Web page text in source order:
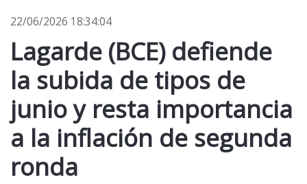
22/06/2026 18:34:04
Lagarde (BCE) defiende
la subida de tipos de
junio y resta importancia
a la inflación de segunda
ronda